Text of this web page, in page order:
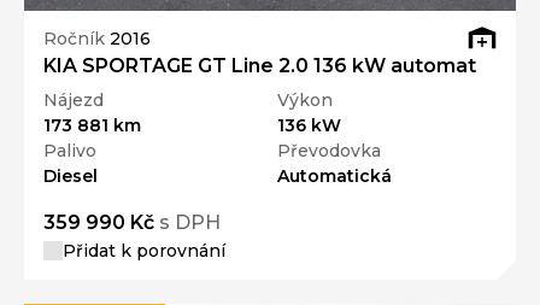
Ročník 2016
KIA SPORTAGE GT Line 2.0 136 kW automat
Nájezd
173 881 km
Výkon
136 kW
Palivo
Diesel
Převodovka
Automatická
359 990 Kč s DPH
Přidat k porovnání